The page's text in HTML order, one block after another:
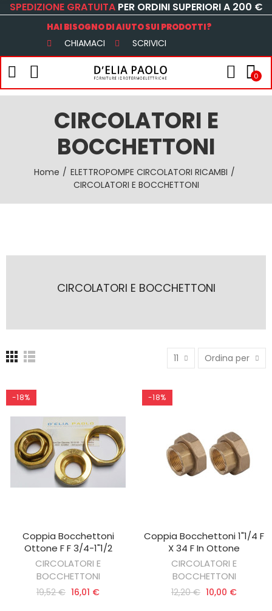
SPEDIZIONE GRATUITA PER ORDINI SUPERIORI A 200 €
HAI BISOGNO DI AIUTO SUI PRODOTTI?
CHIAMACI SCRIVICI
0
CIRCOLATORI E
BOCCHETTONI
Home
ELETTROPOMPE CIRCOLATORI RICAMBI
CIRCOLATORI E BOCCHETTONI
CIRCOLATORI E BOCCHETTONI
11 Ordina per
-18%
AGGIUNGI AL CARRELLO
Coppia Bocchettoni
Ottone F F 3/4-1"1/2
CIRCOLATORI E
BOCCHETTONI
19,52 € 16,01 €
-18%
AGGIUNGI AL CARRELLO
Coppia Bocchettoni 1"1/4 F
X 34 F In Ottone
CIRCOLATORI E
BOCCHETTONI
12,20 € 10,00 €